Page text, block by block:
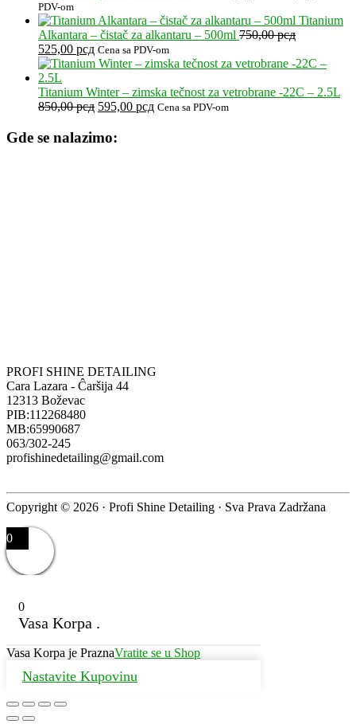
5.990,00 рсд.
je
bila:
je:
PDV-om
Titanium
Alkantara – čistač za alkantaru – 500ml 750,00рсд
Originalna
cena
je
bila:
750,00 рсд.
525,00 рсдTrenutna
cena
525,00 рсд.
Cena sa PDV-om
Titanium Winter – zimska tečnost za vetrobrane -22C – 2.5L
850,00рсд Originalna
je
595,00 рсдTrenutna
Cena sa PDV-om
Gde se nalazimo:
PROFI SHINE DETAILING
Cara Lazara - Ĉaršija 44
12313 Boževac
PIB:112268480
MB:65990687
063/302-245
profishinedetailing@gmail.com
Copyright © 2026 · Profi Shine Detailing · Sva Prava Zadržana
0
0
Vasa Korpa .
Vasa Korpa je PraznaVratite se u Shop
Nastavite Kupovinu